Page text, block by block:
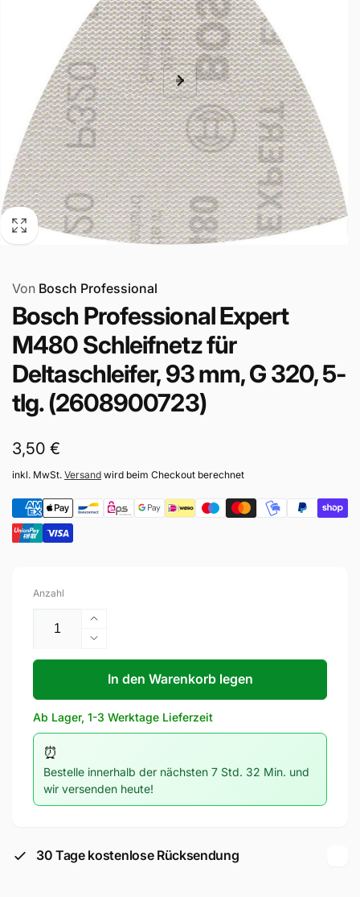
Von Bosch Professional
Bosch Professional Expert
M480 Schleifnetz für
Deltaschleifer, 93 mm, G 320, 5-
tlg. (2608900723)
Normaler
Preis
3,50 €
inkl. MwSt. Versand wird beim Checkout berechnet
Anzahl
Erhöhe
die
Menge
für
Professional
Expert
für
Deltaschleifer,
93
320,
Verringere
die
Menge
für
Bosch
Professional
M480
Schleifnetz
für
mm,
G
In den Warenkorb legen
Ab Lager, 1-3 Werktage Lieferzeit
⏰
Bestelle innerhalb der nächsten 7 Std. 32 Min. und
wir versenden heute!
30 Tage kostenlose Rücksendung